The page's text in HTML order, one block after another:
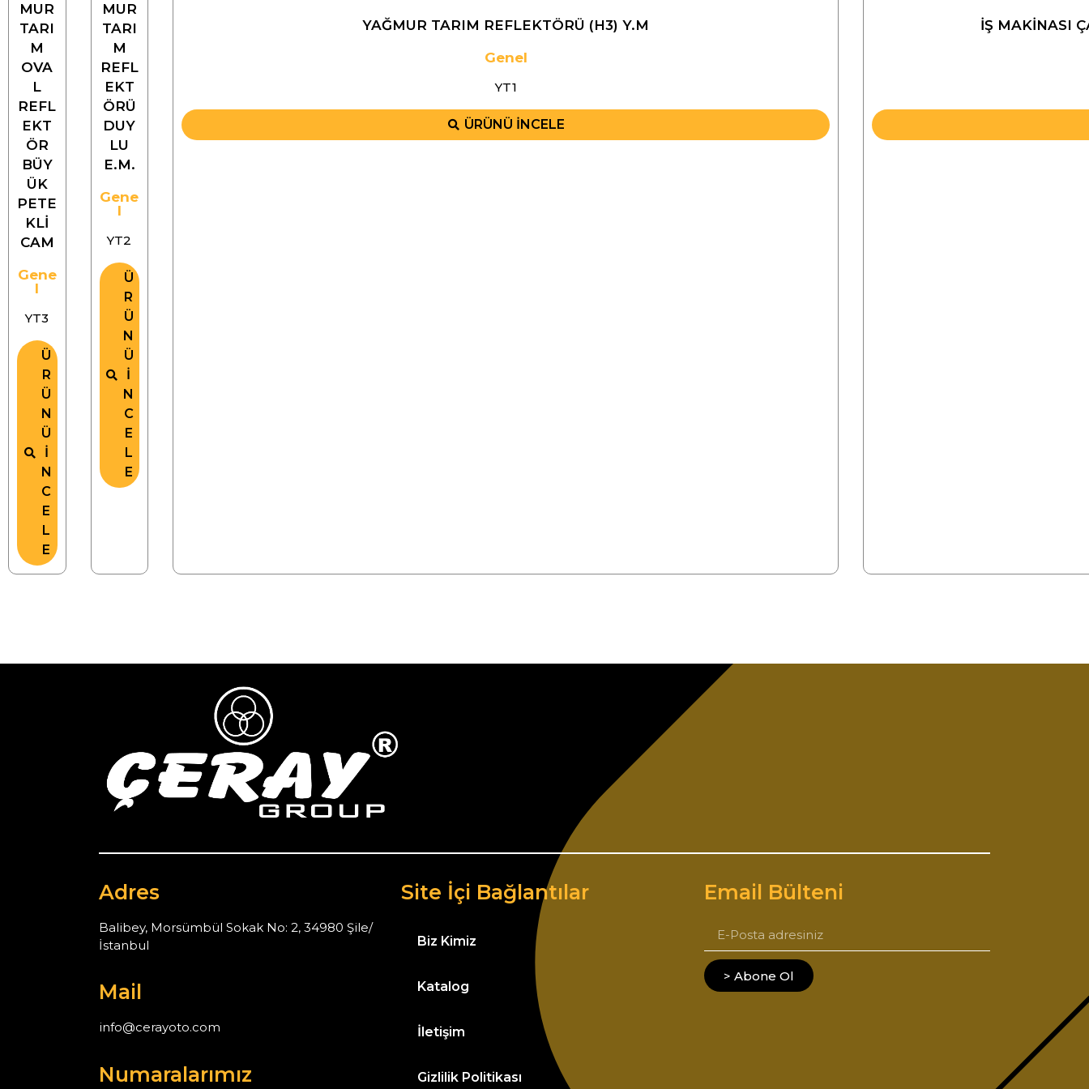
MUR
TARI
M
OVA
L
REFL
EKT
ÖR
BÜY
ÜK
PETE
KLİ
CAM
Gene
l
YT3
Ü
R
Ü
N
Ü
İ
N
C
E
L
E
MUR
TARI
M
REFL
EKT
ÖRÜ
DUY
LU
E.M.
Gene
l
YT2
Ü
R
Ü
N
Ü
İ
N
C
E
L
E
YAĞMUR TARIM REFLEKTÖRÜ (H3) Y.M
Genel
YT1
ÜRÜNÜ İNCELE
İŞ MAKİNASI
Adres
Balibey, Morsümbül Sokak No: 2, 34980 Şile/
İstanbul
Mail
info@cerayoto.com
Numaralarımız
Site İçi Bağlantılar
Biz Kimiz
Katalog
İletişim
Gizlilik Politikası
Email Bülteni
> Abone Ol